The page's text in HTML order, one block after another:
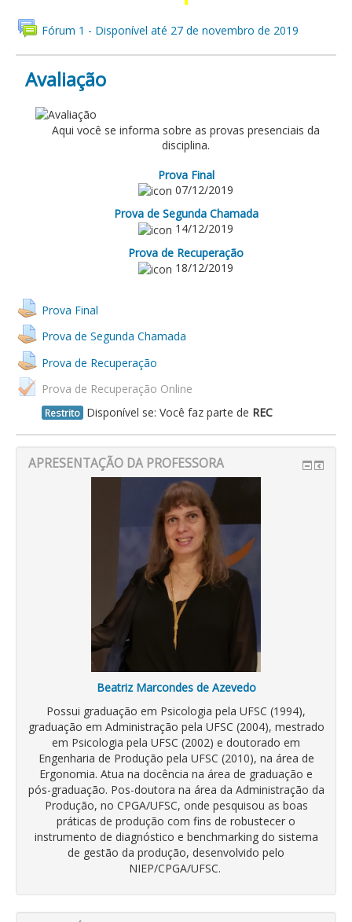
Fórum 1 - Disponível até 27 de novembro de 2019
Avaliação
Aqui você se informa sobre as provas presenciais da
disciplina.
Prova Final
07/12/2019
Prova de Segunda Chamada
14/12/2019
Prova de Recuperação
18/12/2019
Prova Final
Prova de Segunda Chamada
Prova de Recuperação
Prova de Recuperação Online
Restrito Disponível se: Você faz parte de REC
APRESENTAÇÃO DA PROFESSORA
Beatriz Marcondes de Azevedo
Possui graduação em Psicologia pela UFSC (1994),
graduação em Administração pela UFSC (2004), mestrado
em Psicologia pela UFSC (2002) e doutorado em
Engenharia de Produção pela UFSC (2010), na área de
Ergonomia. Atua na docência na área de graduação e
pós-graduação. Pos-doutora na área da Administração da
Produção, no CPGA/UFSC, onde pesquisou as boas
práticas de produção com fins de robustecer o
instrumento de diagnóstico e benchmarking do sistema
de gestão da produção, desenvolvido pelo
NIEP/CPGA/UFSC.